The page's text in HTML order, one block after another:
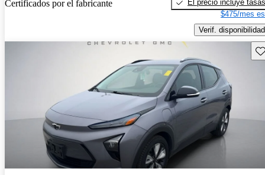
Certificados por el fabricante
El precio incluye tasas
$475/mes
Verif. disponibilidad